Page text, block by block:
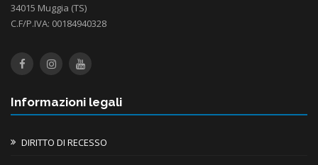
34015 Muggia (TS)
C.F/P.IVA: 00184940328
Informazioni legali
DIRITTO DI RECESSO